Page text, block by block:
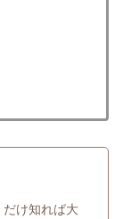
け知れば大